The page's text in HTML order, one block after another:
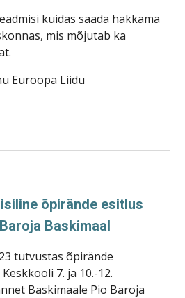
kuidas saada hakkama
mis mõjutab ka
Euroopa Liidu
õpirände esitlus
Baskimaal
tutvustas õpirände
7. ja 10.-12.
Baskimaale Pio Baroja